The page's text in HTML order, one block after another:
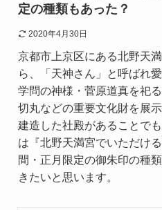
定の種類もあった？
2020年4月30日
京都市上京区にある北野天
ら、「天神さん」と呼ばれ
学問の神様・菅原道真を祀
切丸などの重要文化財を展
建造した社殿があることで
は『北野天満宮でいただけ
間・正月限定の御朱印の種
きたいと思います。